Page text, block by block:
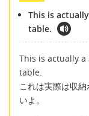
This is
table.
This is actually a
table.
これは実際は収
いよ。